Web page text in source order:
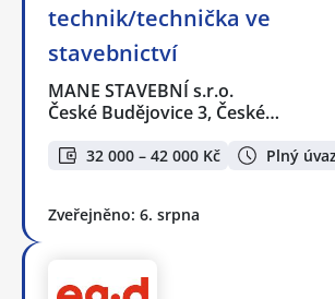
technik/technička ve
stavebnictví
MANE STAVEBNÍ s.r.o.
České Budějovice 3, České…
32 000 – 42 000 Kč Plný
Zveřejněno: 6. srpna